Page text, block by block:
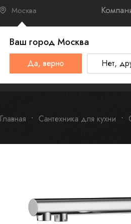
Москва
Ваш город Москва
Да, верно Нет,
Schulthess Smeg
Главная Сантехника для кухни